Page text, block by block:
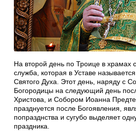
На второй день по Троице в храмах
служба, которая в Уставе
Святого Духа. Этот день, наряду с
Богородицы на следующий день
Христова, и Собором Иоанна
празднуется после Богоявления,
попразднства и сугубо выделяет
праздника.